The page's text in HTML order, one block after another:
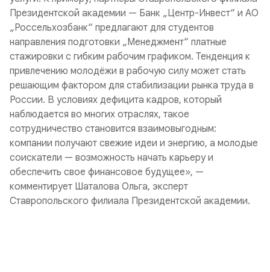
Президентской академии — Банк „Центр-Инвест“ и АО
„Россельхозбанк“ предлагают для студентов
направления подготовки „Менеджмент“ платные
стажировки с гибким рабочим графиком. Тенденция к
привлечению молодёжи в рабочую силу может стать
решающим фактором для стабилизации рынка труда в
России. В условиях дефицита кадров, который
наблюдается во многих отраслях, такое
сотрудничество становится взаимовыгодным:
компании получают свежие идеи и энергию, а молодые
соискатели — возможность начать карьеру и
обеспечить свое финансовое будущее», —
комментирует Шаталова Ольга, эксперт
Ставропольского филиала Президентской академии.